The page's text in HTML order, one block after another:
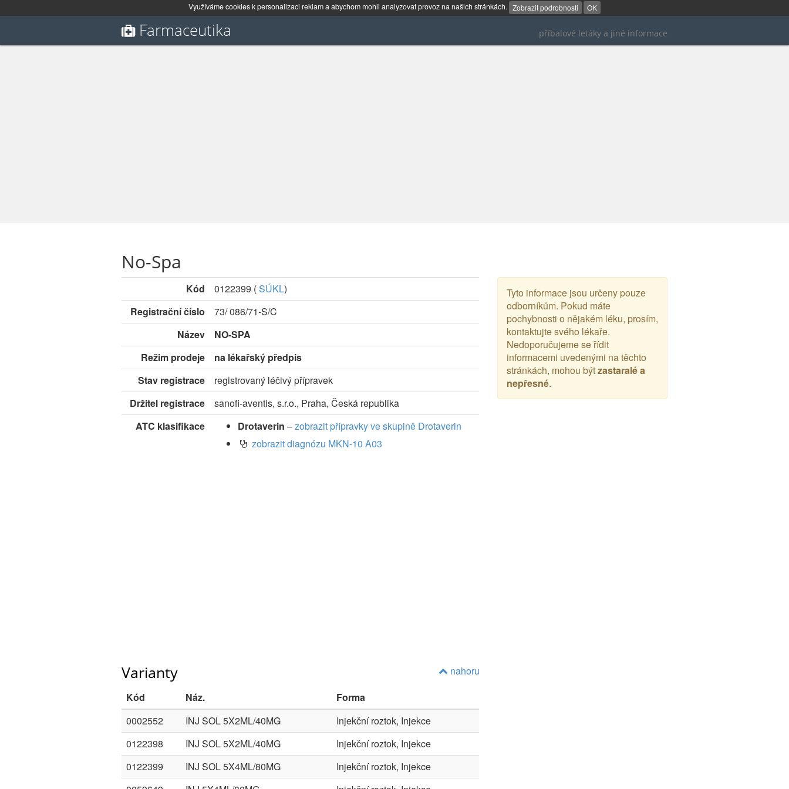
Využíváme cookies k personalizaci reklam a abychom mohli analyzovat provoz na našich stránkách. Zobrazit podrobnosti OK
příbalové letáky a jiné informace
Farmaceutika
No-Spa
Kód 0122399 (SÚKL)
Registrační číslo
73/ 086/71-S/C
Název
NO-SPA
Režim prodeje
na lékařský předpis
Stav registrace
registrovaný léčivý přípravek
Držitel registrace
sanofi-aventis, s.r.o., Praha, Česká republika
ATC klasifikace
Drotaverin –zobrazit přípravky ve skupině Drotaverin
zobrazit diagnózu MKN-10 A03
nahoru
Varianty
Kód Náz.
Forma
0002552
INJ SOL 5X2ML/40MG
Injekční roztok, Injekce
0122398
INJ SOL 5X2ML/40MG
Injekční roztok, Injekce
0122399
INJ SOL 5X4ML/80MG
Injekční roztok, Injekce
Tyto informace jsou určeny pouze
odborníkům. Pokud máte
pochybnosti o nějakém léku, prosím,
kontaktujte svého lékaře.
Nedoporučujeme se řídit
informacemi uvedenými na těchto
stránkách, mohou býtzastaralé a
nepřesné.